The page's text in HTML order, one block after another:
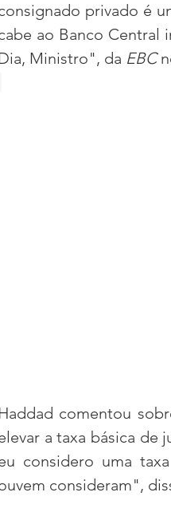
Motta Coluna André
privado é
ao Banco Central
Ministro", da EBC
Haddad comentou
a taxa básica de
considero uma
consideram",